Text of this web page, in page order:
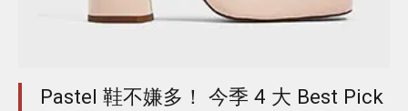
Pastel 鞋不嫌多！ 今季 4 大 Best Pick